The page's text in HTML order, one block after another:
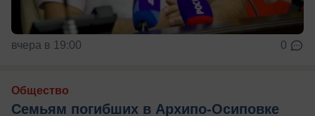
вчера в 19:00 0
Общество
Семьям погибших в Архипо-Осиповке